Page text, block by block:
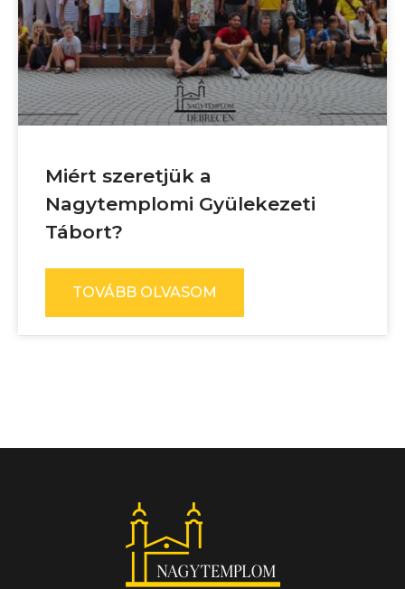
Miért szeretjük a
Nagytemplomi Gyülekezeti
Tábort?
TOVÁBB OLVASOM